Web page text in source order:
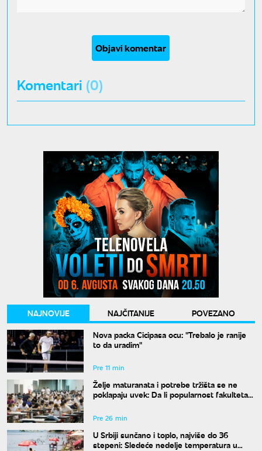
Objavi komentar
Komentari (0)
NAJNOVIJE NAJČITANIJE
POVEZANO
Nova packa Cicipasa ocu: "Trebalo je ranije
to da uradim"
Pre 11 min
Želje maturanata i potrebe tržišta se ne
poklapaju uvek: Da li popularnost fakulteta
Pre 26 min
U Srbiji sunčano i toplo, najviše do 36
stepeni: Sledeće nedelje temperatura u